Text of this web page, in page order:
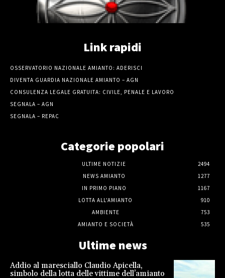
Link rapidi
OSSERVATORIO NAZIONALE AMIANTO: ADERISCI
DIVENTA GUARDIA NAZIONALE AMIANTO – AGN
CONSULENZA LEGALE GRATUITA: CIVILE, PENALE E LAVORO
SEGNALA – AGN
SEGNALA – REPAC
Categorie popolari
ULTIME NOTIZIE
2494
NEWS AMIANTO
1277
IN PRIMO PIANO
1167
LOTTA ALL'AMIANTO
910
AMBIENTE
753
AMIANTO E SOCIETÀ
535
Ultime news
Addio al maresciallo Claudio Apicella,
simbolo della lotta delle vittime dell’amianto